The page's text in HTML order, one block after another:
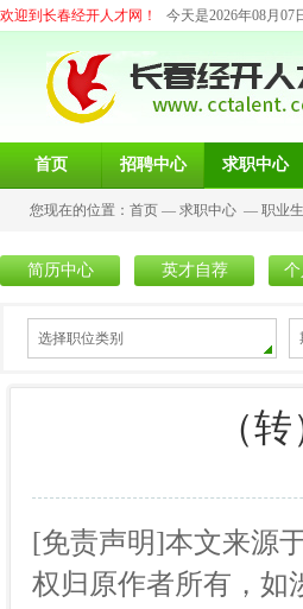
欢迎到长春经开人才网！ 今天是2026年08月07
首页 招聘中心 求职中心
您现在的位置： 首页 — 求职中心 — 职业
简历中心 英才自荐
选择职位类别
（
[免责声明]本文来源
权归原作者所有，如